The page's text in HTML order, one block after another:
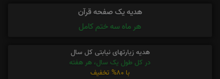
هدیه یک صفحه قرآن
هر ماه سه ختم کامل
هدیه زیارتهای نیابتی کل سال
در کل طول یک سال، هر هفته
با 80% تخفیف